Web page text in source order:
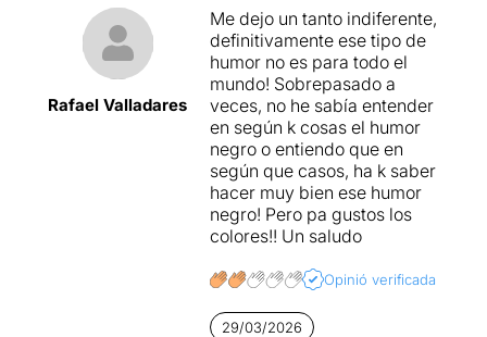
Rafael Valladares
Me dejo un tanto indiferente,
definitivamente ese tipo de
humor no es para todo el
mundo! Sobrepasado a
veces, no he sabía entender
en según k cosas el humor
negro o entiendo que en
según que casos, ha k saber
hacer muy bien ese humor
negro! Pero pa gustos los
colores!! Un saludo
Opinió verificada
29/03/2026